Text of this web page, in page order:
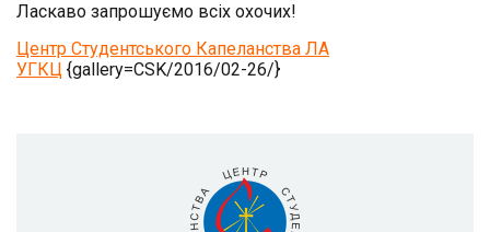
Ласкаво запрошуємо всіх охочих!
Центр Студентського Капеланства ЛА
УГКЦ {gallery=CSK/2016/02-26/}